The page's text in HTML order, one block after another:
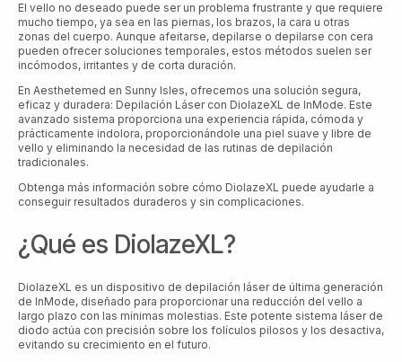
El vello no deseado puede ser un problema frustrante y que requiere
mucho tiempo, ya sea en las piernas, los brazos, la cara u otras
zonas del cuerpo. Aunque afeitarse, depilarse o depilarse con cera
pueden ofrecer soluciones temporales, estos métodos suelen ser
incómodos, irritantes y de corta duración.
En Aesthetemed en Sunny Isles, ofrecemos una solución segura,
eficaz y duradera: Depilación Láser con DiolazeXL de InMode. Este
avanzado sistema proporciona una experiencia rápida, cómoda y
prácticamente indolora, proporcionándole una piel suave y libre de
vello y eliminando la necesidad de las rutinas de depilación
tradicionales.
Obtenga más información sobre cómo DiolazeXL puede ayudarle a
conseguir resultados duraderos y sin complicaciones.
¿Qué es DiolazeXL?
DiolazeXL es un dispositivo de depilación láser de última generación
de InMode, diseñado para proporcionar una reducción del vello a
largo plazo con las mínimas molestias. Este potente sistema láser de
diodo actúa con precisión sobre los folículos pilosos y los desactiva,
evitando su crecimiento en el futuro.